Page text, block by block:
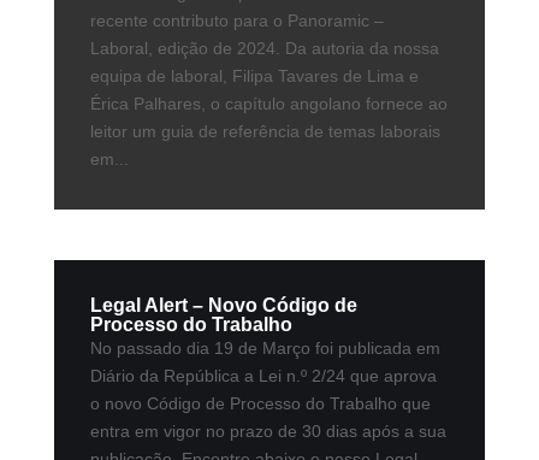
recente contributo para o Panoramic –
Laboral, edição de 2024. Da autoria da nossa
equipa de laboral, Filipa Tavares de Lima e
Érica Palhares, o capítulo angolano fornece ao
leitor um guia de referência de temas laborais
em...
Legal Alert – Novo Código de
Processo do Trabalho
No passado dia 19 de Março foi publicada em
Diário da República a Lei n.º 2/24 que aprova
o novo Código de Processo do Trabalho que
entra em vigor no prazo de 30 dias após a sua